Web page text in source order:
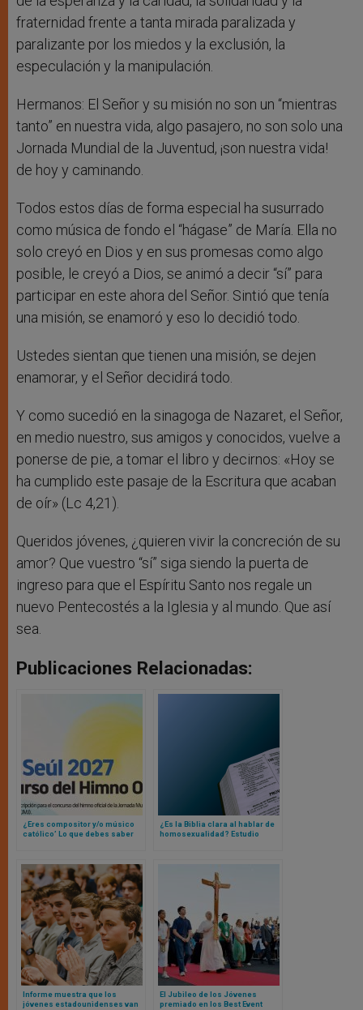
fraternidad frente a tanta mirada paralizada y
paralizante por los miedos y la exclusión, la
especulación y la manipulación.
Hermanos: El Señor y su misión no son un “mientras
tanto” en nuestra vida, algo pasajero, no son solo una
Jornada Mundial de la Juventud, ¡son nuestra vida!
de hoy y caminando.
Todos estos días de forma especial ha susurrado
como música de fondo el “hágase” de María. Ella no
solo creyó en Dios y en sus promesas como algo
posible, le creyó a Dios, se animó a decir “sí” para
participar en este ahora del Señor. Sintió que tenía
una misión, se enamoró y eso lo decidió todo.
Ustedes sientan que tienen una misión, se dejen
enamorar, y el Señor decidirá todo.
Y como sucedió en la sinagoga de Nazaret, el Señor,
en medio nuestro, sus amigos y conocidos, vuelve a
ponerse de pie, a tomar el libro y decirnos: «Hoy se
ha cumplido este pasaje de la Escritura que acaban
de oír» (Lc 4,21).
Queridos jóvenes, ¿quieren vivir la concreción de su
amor? Que vuestro “sí” siga siendo la puerta de
ingreso para que el Espíritu Santo nos regale un
nuevo Pentecostés a la Iglesia y al mundo. Que así
sea.
Publicaciones Relacionadas:
¿Eres compositor y/o músico
católico’ Lo que debes saber
Mundial de la Juventud de Seúl
¿Es la Biblia clara al hablar de
homosexualidad? Estudio
Informe muestra que los
jóvenes estadounidenses van
El Jubileo de los Jóvenes
premiado en los Best Event